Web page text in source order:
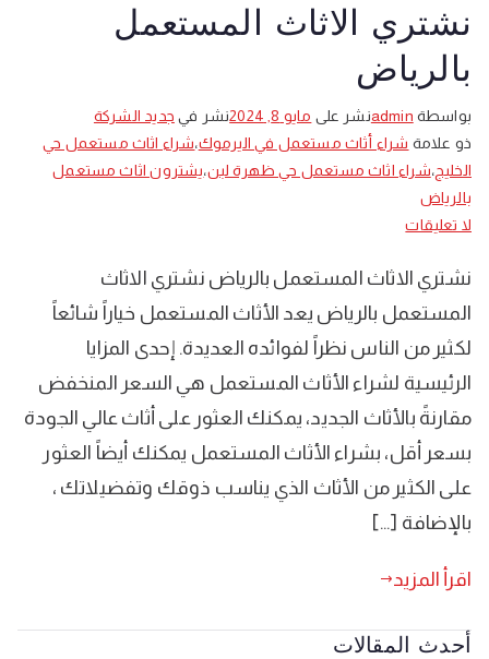
نشتري الاثاث المستعمل
بالرياض
بواسطة adminنشر على مايو 8, 2024 نشر في جديد الشركة
ذو علامة شراء أثاث مستعمل في اليرموك،شراء اثاث مستعمل حي
الخليج،شراء اثاث مستعمل حي ظهرة لبن،يشترون اثاث مستعمل
بالرياض
لا تعليقاتعلى
الاثاث
المستعمل
نشتري الاثاث المستعمل بالرياض نشتري الاثاث
المستعمل بالرياض يعد الأثاث المستعمل خياراً شائعاً
لكثير من الناس نظراً لفوائده العديدة. إحدى المزايا
الرئيسية لشراء الأثاث المستعمل هي السعر المنخفض
مقارنةً بالأثاث الجديد، يمكنك العثور على أثاث عالي الجودة
بسعر أقل، بشراء الأثاث المستعمل يمكنك أيضاً العثور
على الكثير من الأثاث الذي يناسب ذوقك وتفضيلاتك ،
بالإضافة […]
اقرأ المزيد
أحدث المقالات